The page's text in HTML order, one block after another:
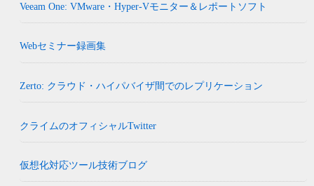
Veeam One: VMware・Hyper-Vモニター＆レポートソフト
Webセミナー録画集
Zerto: クラウド・ハイパバイザ間でのレプリケーション
クライムのオフィシャルTwitter
仮想化対応ツール技術ブログ